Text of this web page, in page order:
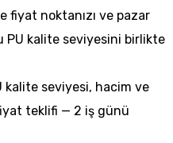
fiyat noktanızı ve pazar
PU kalite seviyesini birlikte
kalite seviyesi, hacim ve
teklifi — 2 iş günü